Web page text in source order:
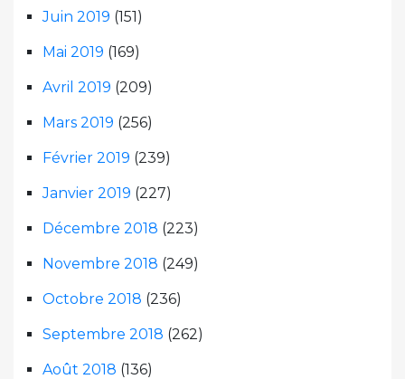
Juin 2019 (151)
Mai 2019 (169)
Avril 2019 (209)
Mars 2019 (256)
Février 2019 (239)
Janvier 2019 (227)
Décembre 2018 (223)
Novembre 2018 (249)
Octobre 2018 (236)
Septembre 2018 (262)
Août 2018 (136)